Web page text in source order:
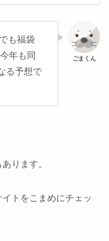
も福袋
年も同
る予想で
ります。
トをこまめにチェッ